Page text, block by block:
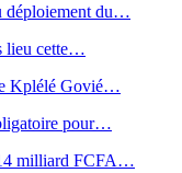
déploiement du…
lieu cette…
Kplélé Govié…
pour…
milliard FCFA…